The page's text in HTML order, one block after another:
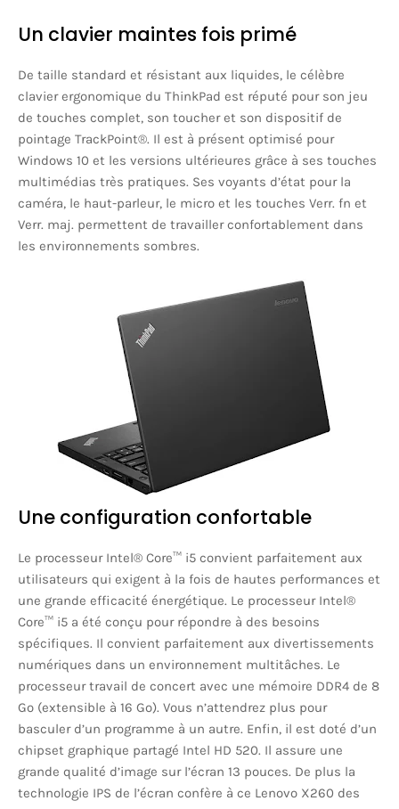
Un clavier maintes fois primé
De taille standard et résistant aux liquides, le célèbre
clavier ergonomique du ThinkPad est réputé pour son jeu
de touches complet, son toucher et son dispositif de
pointage TrackPoint®. Il est à présent optimisé pour
Windows 10 et les versions ultérieures grâce à ses touches
multimédias très pratiques. Ses voyants d’état pour la
caméra, le haut-parleur, le micro et les touches Verr. fn et
Verr. maj. permettent de travailler confortablement dans
les environnements sombres.
Une configuration confortable
Le processeur Intel® Core™ i5 convient parfaitement aux
utilisateurs qui exigent à la fois de hautes performances et
une grande efficacité énergétique. Le processeur Intel®
Core™ i5 a été conçu pour répondre à des besoins
spécifiques. Il convient parfaitement aux divertissements
numériques dans un environnement multitâches. Le
processeur travail de concert avec une mémoire DDR4 de 8
Go (extensible à 16 Go). Vous n’attendrez plus pour
basculer d’un programme à un autre. Enfin, il est doté d’un
chipset graphique partagé Intel HD 520. Il assure une
grande qualité d’image sur l’écran 13 pouces. De plus la
technologie IPS de l’écran confère à ce Lenovo X260 des